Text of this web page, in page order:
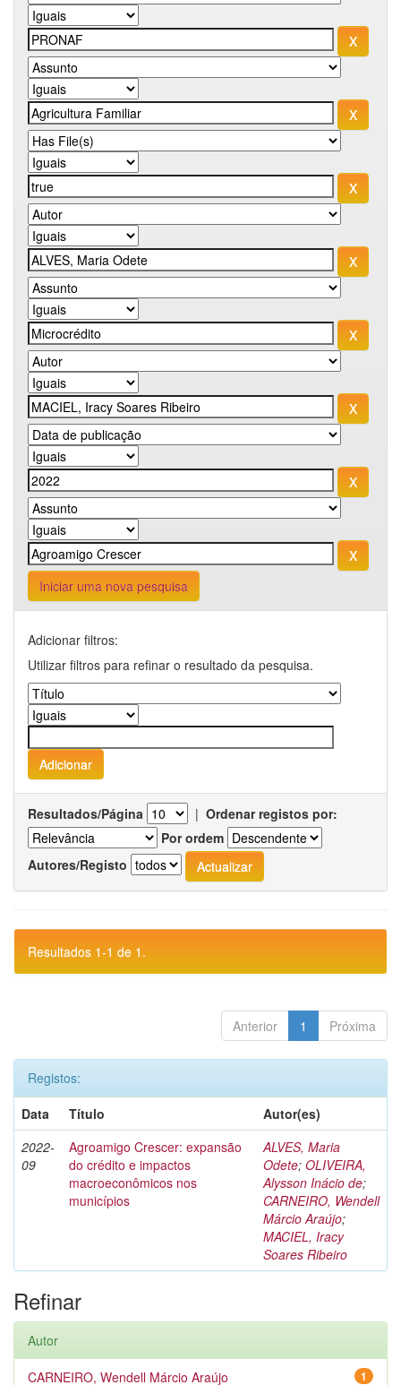
Iniciar uma nova pesquisa
Adicionar filtros:
Utilizar filtros para refinar o resultado da pesquisa.
Resultados/Página | Ordenar registos por:
Por ordem
Autores/Registo
Resultados 1-1 de 1.
Anterior 1 Próxima
Registos:
Data
Título
Autor(es)
2022-
09
Agroamigo Crescer: expansão
do crédito e impactos
macroeconômicos nos
municípios
ALVES, Maria
Odete; OLIVEIRA,
Alysson Inácio de;
CARNEIRO, Wendell
Márcio Araújo;
MACIEL, Iracy
Soares Ribeiro
Refinar
Autor
1
CARNEIRO, Wendell Márcio Araújo